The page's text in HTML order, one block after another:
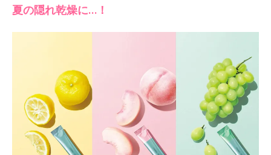
夏の隠れ乾燥に…！